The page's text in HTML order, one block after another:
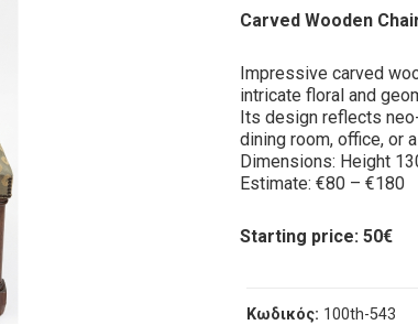
Carved Wooden
Impressive carved
intricate floral and
Its design reflects
dining room, office, or
Dimensions: Height
Estimate: €80 – €180
Starting price: 50€
Κωδικός: 100th-543